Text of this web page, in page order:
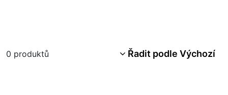
0 produktů Řadit podle Výchozí